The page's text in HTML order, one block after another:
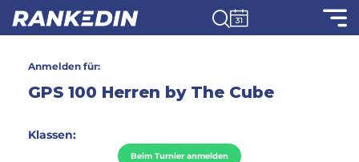
Anmelden für:
GPS 100 Herren by The Cube
Klassen:
Beim Turnier anmelden